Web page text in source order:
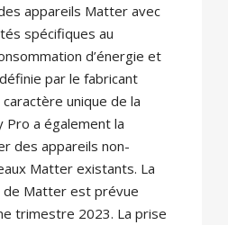
appareils Matter avec
spécifiques au
d’énergie et
par le fabricant
unique de la
Pro a également la
des appareils non-
Matter existants. La
de Matter est prévue
trimestre 2023. La prise